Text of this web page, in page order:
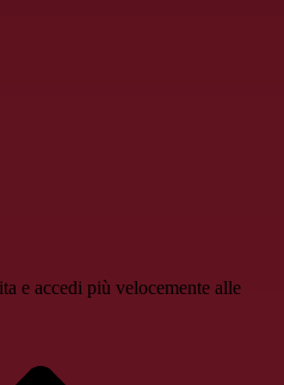
e accedi più velocemente alle